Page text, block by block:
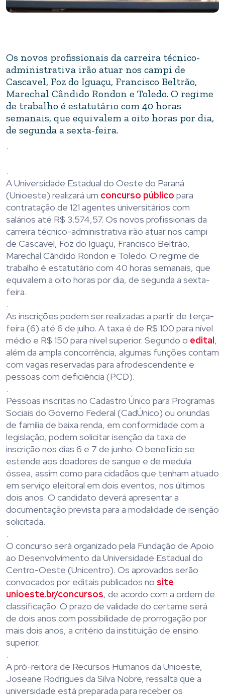
Os novos profissionais da carreira técnico-
administrativa irão atuar nos campi de
Cascavel, Foz do Iguaçu, Francisco Beltrão,
Marechal Cândido Rondon e Toledo. O regime
de trabalho é estatutário com 40 horas
semanais, que equivalem a oito horas por dia,
de segunda a sexta-feira.
.
.
A Universidade Estadual do Oeste do Paraná
(Unioeste) realizará um concurso público para
contratação de 121 agentes universitários com
salários até R$ 3.574,57. Os novos profissionais da
carreira técnico-administrativa irão atuar nos campi
de Cascavel, Foz do Iguaçu, Francisco Beltrão,
Marechal Cândido Rondon e Toledo. O regime de
trabalho é estatutário com 40 horas semanais, que
equivalem a oito horas por dia, de segunda a sexta-
feira.
.
As inscrições podem ser realizadas a partir de terça-
feira (6) até 6 de julho. A taxa é de R$ 100 para nível
médio e R$ 150 para nível superior. Segundo o edital,
além da ampla concorrência, algumas funções contam
com vagas reservadas para afrodescendente e
pessoas com deficiência (PCD).
.
Pessoas inscritas no Cadastro Único para Programas
Sociais do Governo Federal (CadÚnico) ou oriundas
de família de baixa renda, em conformidade com a
legislação, podem solicitar isenção da taxa de
inscrição nos dias 6 e 7 de junho. O benefício se
estende aos doadores de sangue e de medula
óssea, assim como para cidadãos que tenham atuado
em serviço eleitoral em dois eventos, nos últimos
dois anos. O candidato deverá apresentar a
documentação prevista para a modalidade de isenção
solicitada.
.
O concurso será organizado pela Fundação de Apoio
ao Desenvolvimento da Universidade Estadual do
Centro-Oeste (Unicentro). Os aprovados serão
convocados por editais publicados no site
unioeste.br/concursos, de acordo com a ordem de
classificação. O prazo de validade do certame será
de dois anos com possibilidade de prorrogação por
mais dois anos, a critério da instituição de ensino
superior.
.
A pró-reitora de Recursos Humanos da Unioeste,
Joseane Rodrigues da Silva Nobre, ressalta que a
universidade está preparada para receber os